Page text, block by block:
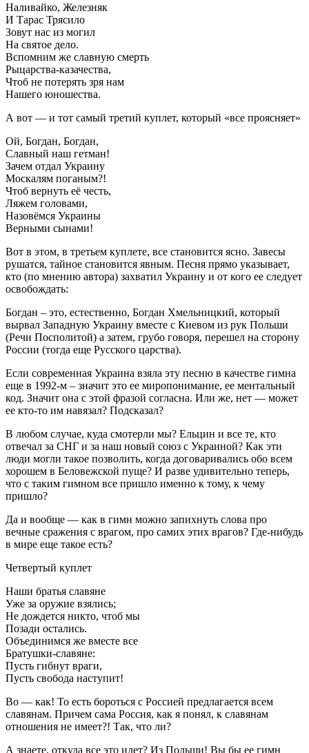
Наливайко, Железняк
И Тарас Трясило
Зовут нас из могил
На святое дело.
Вспомним же славную смерть
Рыцарства-казачества,
Чтоб не потерять зря нам
Нашего юношества.
А вот — и тот самый третий куплет, который «все проясняет»
Ой, Богдан, Богдан,
Славный наш гетман!
Зачем отдал Украину
Москалям поганым?!
Чтоб вернуть её честь,
Ляжем головами,
Назовёмся Украины
Верными сынами!
Вот в этом, в третьем куплете, все становится ясно. Завесы
рушатся, тайное становится явным. Песня прямо указывает,
кто (по мнению автора) захватил Украину и от кого ее следует
освобождать:
Богдан – это, естественно, Богдан Хмельницкий, который
вырвал Западную Украину вместе с Киевом из рук Польши
(Речи Посполитой) а затем, грубо говоря, перешел на сторону
России (тогда еще Русского царства).
Если современная Украина взяла эту песню в качестве гимна
еще в 1992-м – значит это ее миропонимание, ее ментальный
код. Значит она с этой фразой согласна. Или же, нет — может
ее кто-то им навязал? Подсказал?
В любом случае, куда смотерли мы? Ельцин и все те, кто
отвечал за СНГ и за наш новый союз с Украиной? Как эти
люди могли такое позволить, когда договаривались обо всем
хорошем в Беловежской пуще? И разве удивительно теперь,
что с таким гимном все пришло именно к тому, к чему
пришло?
Да и вообще — как в гимн можно запихнуть слова про
вечные сражения с врагом, про самих этих врагов? Где-нибудь
в мире еще такое есть?
Четвертый куплет
Наши братья славяне
Уже за оружие взялись;
Не дождется никто, чтоб мы
Позади остались.
Объединимся же вместе все
Братушки-славяне:
Пусть гибнут враги,
Пусть свобода наступит!
Во — как! То есть бороться с Россией предлагается всем
славянам. Причем сама Россия, как я понял, к славянам
отношения не имеет?! Так, что ли?
А знаете, откуда все это идет? Из Польши! Вы бы ее гимн